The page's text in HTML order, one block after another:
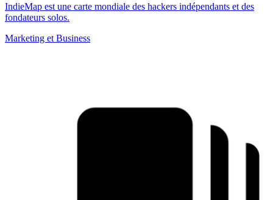
IndieMap est une carte mondiale des hackers indépendants et des
fondateurs solos.
Marketing et Business